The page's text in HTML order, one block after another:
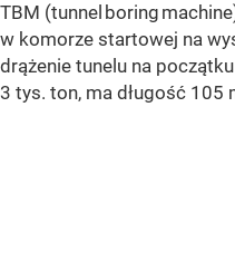
TBM (tunnel boring
w komorze startowej na
drążenie tunelu na
3 tys. ton, ma długość 105